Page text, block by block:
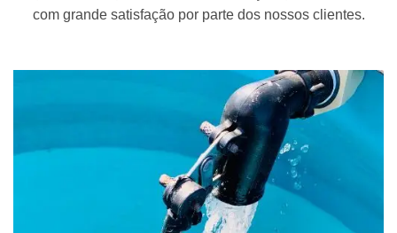
com grande satisfação por parte dos nossos clientes.